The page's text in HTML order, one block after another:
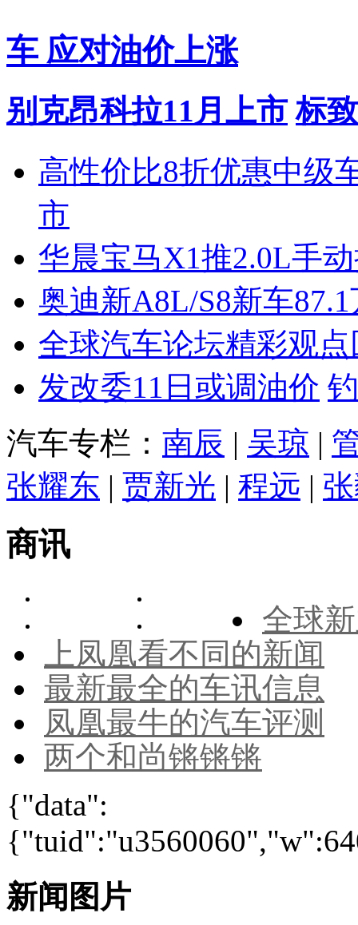
车 应对油价上涨
别克昂科拉11月上市 标
高性价比8折优惠中级
市
华晨宝马X1推2.0L手
奥迪新A8L/S8新车
全球汽车论坛精彩观点
发改委11日或调油价
汽车专栏： 南辰 | 吴琼 |
张耀东 | 贾新光 | 程远 |
商讯
全球
上凤凰看不同的新闻
最新最全的车讯信息
凤凰最牛的汽车评测
两个和尚锵锵锵
{"data":
新闻图片